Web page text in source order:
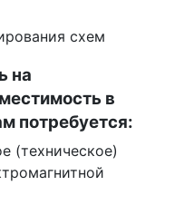
схем
на
в
потребуется:
(техническое)